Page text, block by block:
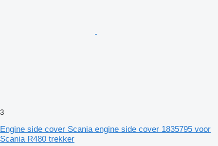
3
Engine side cover Scania engine side cover 1835795 voor
Scania R480 trekker